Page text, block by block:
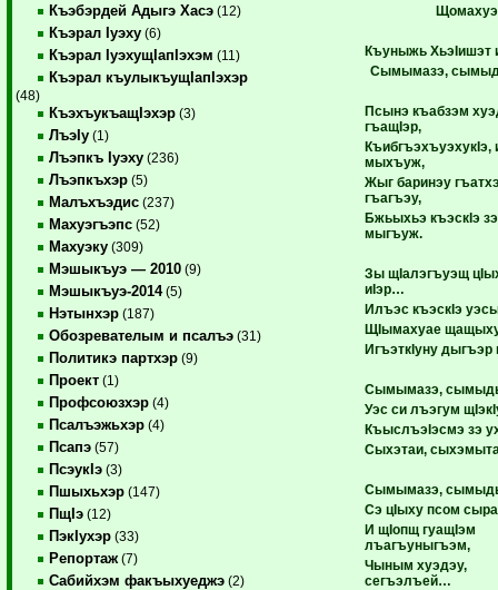
Къэбэрдей Адыгэ Хасэ (12)
Къэрал Iуэху (6)
Къэрал IуэхущIапIэхэм (11)
Къэрал къулыкъущIапIэхэр
(48)
КъэхъукъащIэхэр (3)
ЛъэIу (1)
Лъэпкъ Iуэху (236)
Лъэпкъхэр (5)
Малъхъэдис (237)
Махуэгъэпс (52)
Махуэку (309)
Мэшыкъуэ — 2010 (9)
Мэшыкъуэ-2014(5)
Нэтынхэр (187)
Обозревателым и псалъэ (31)
Политикэ партхэр (9)
Проект (1)
Профсоюзхэр (4)
Псалъэжьхэр (4)
Псапэ (57)
ПсэукIэ (3)
Пшыхьхэр (147)
ПщIэ (12)
ПэкIухэр (33)
Репортаж (7)
Сабийхэм факъыхуеджэ (2)
Къуныжь ХьэIишэт
Сымымазэ,
Псынэ къабзэм
гъащIэр,
КъибгъэхъуэхукIэ,
мыхъуж,
Жыг баринэу
гъагъэу,
Бжьыхьэ къэскIэ зэ
мыгъуж.
Зы щIалэгъуэщ
иIэр…
Илъэс къэскIэ
ЩIымахуае
ИгъэткIуну дыгъэр
Сымымазэ,
Уэс си лъэгум
КъыслъэIэсмэ зэ
Сыхэтаи,
Сымымазэ,
Сэ цIыху псом
И щIопщ гуащIэм
лъагъуныгъэм,
Чыным хуэдэу,
сегъэлъей…